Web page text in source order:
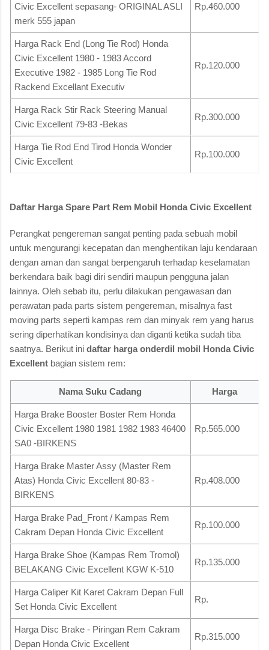
Civic Excellent sepasang- ORIGINAL ASLI
merk 555 japan
Rp.460.000
Harga Rack End (Long Tie Rod) Honda
Civic Excellent 1980 - 1983 Accord
Executive 1982 - 1985 Long Tie Rod
Rackend Excellant Executiv
Rp.120.000
Harga Rack Stir Rack Steering Manual
Civic Excellent 79-83 -Bekas
Rp.300.000
Harga Tie Rod End Tirod Honda Wonder
Civic Excellent
Rp.100.000
Daftar Harga Spare Part Rem Mobil Honda Civic Excellent
Perangkat pengereman sangat penting pada sebuah mobil
untuk mengurangi kecepatan dan menghentikan laju kendaraan
dengan aman dan sangat berpengaruh terhadap keselamatan
berkendara baik bagi diri sendiri maupun pengguna jalan
lainnya. Oleh sebab itu, perlu dilakukan pengawasan dan
perawatan pada parts sistem pengereman, misalnya fast
moving parts seperti kampas rem dan minyak rem yang harus
sering diperhatikan kondisinya dan diganti ketika sudah tiba
saatnya. Berikut ini daftar harga onderdil mobil Honda Civic
Excellent bagian sistem rem:
Nama Suku Cadang Harga
Harga Brake Booster Boster Rem Honda
Civic Excellent 1980 1981 1982 1983 46400
SA0 -BIRKENS
Rp.565.000
Harga Brake Master Assy (Master Rem
Atas) Honda Civic Excellent 80-83 -
BIRKENS
Rp.408.000
Harga Brake Pad_Front / Kampas Rem
Cakram Depan Honda Civic Excellent
Rp.100.000
Harga Brake Shoe (Kampas Rem Tromol)
BELAKANG Civic Excellent KGW K-510
Rp.135.000
Harga Caliper Kit Karet Cakram Depan Full
Set Honda Civic Excellent
Rp.
Harga Disc Brake - Piringan Rem Cakram
Depan Honda Civic Excellent
Rp.315.000